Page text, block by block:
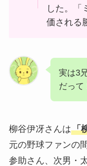
した。「
価される
実は3
だって
柳谷伊冴さんは「
元の野球ファンの
参助さん、次男・